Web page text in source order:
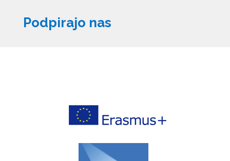
Podpirajo nas